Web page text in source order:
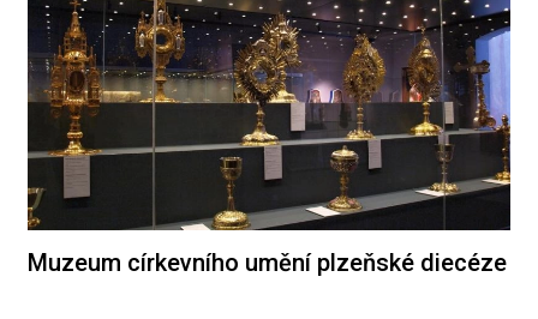
Muzeum církevního umění plzeňské diecéze